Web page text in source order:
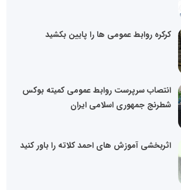
کرکره روابط عمومی ها را پایین بکشید
انتصاب سرپرست روابط عمومی کمیته بوکس
شطرنج جمهوری اسلامی ایران
اثربخشی آموزش های احمد کلاته را باور کنید